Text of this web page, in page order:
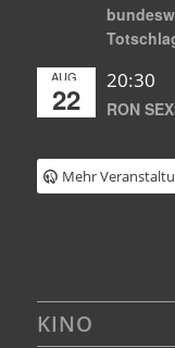
AUG.
22
20:30
RON
Mehr
KINO